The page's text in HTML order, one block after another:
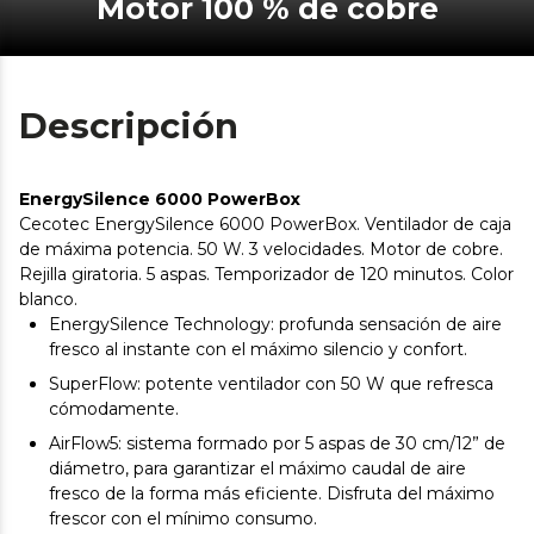
Motor 100 % de cobre
Descripción
EnergySilence 6000 PowerBox
Cecotec EnergySilence 6000 PowerBox. Ventilador de caja
de máxima potencia. 50 W. 3 velocidades. Motor de cobre.
Rejilla giratoria. 5 aspas. Temporizador de 120 minutos. Color
blanco.
EnergySilence Technology: profunda sensación de aire
fresco al instante con el máximo silencio y confort.
SuperFlow: potente ventilador con 50 W que refresca
cómodamente.
AirFlow5: sistema formado por 5 aspas de 30 cm/12” de
diámetro, para garantizar el máximo caudal de aire
fresco de la forma más eficiente. Disfruta del máximo
frescor con el mínimo consumo.